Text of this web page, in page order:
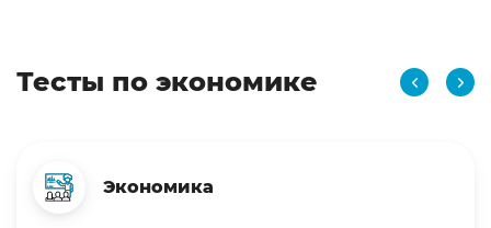
Тесты по экономике
Экономика